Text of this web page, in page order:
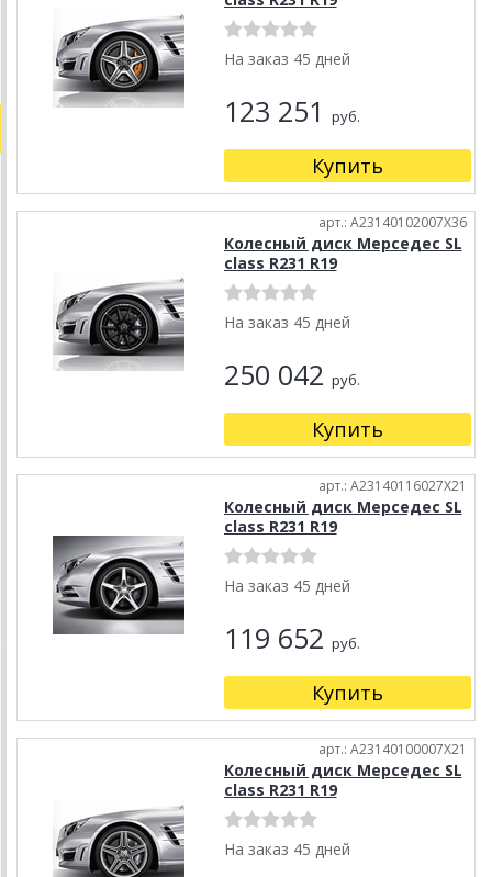
На заказ 45 дней
123 251 руб.
Купить
арт.: A23140102007X36
Колесный диск Мерседес SL
class R231 R19
На заказ 45 дней
250 042 руб.
Купить
арт.: A23140116027X21
Колесный диск Мерседес SL
class R231 R19
На заказ 45 дней
119 652 руб.
Купить
арт.: A23140100007X21
Колесный диск Мерседес SL
class R231 R19
На заказ 45 дней